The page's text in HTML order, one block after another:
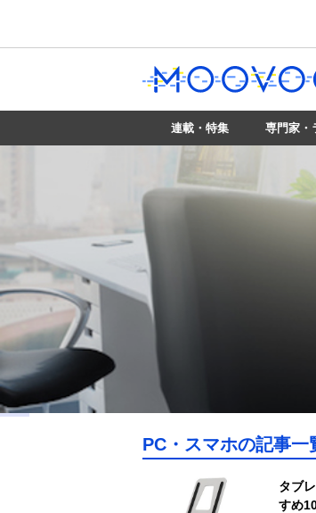
連載・特集 専門家・
PC・スマホの記事一
タブ
すめ